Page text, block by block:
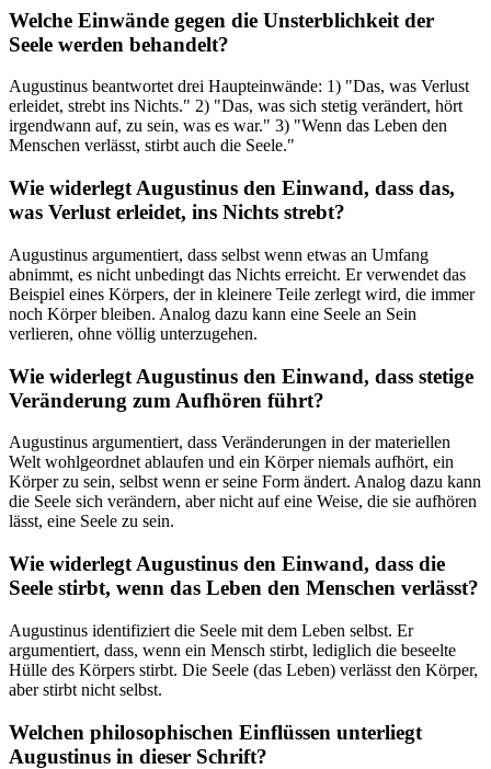
Welche Einwände gegen die Unsterblichkeit der
Seele werden behandelt?
Augustinus beantwortet drei Haupteinwände: 1) "Das, was Verlust
erleidet, strebt ins Nichts." 2) "Das, was sich stetig verändert, hört
irgendwann auf, zu sein, was es war." 3) "Wenn das Leben den
Menschen verlässt, stirbt auch die Seele."
Wie widerlegt Augustinus den Einwand, dass das,
was Verlust erleidet, ins Nichts strebt?
Augustinus argumentiert, dass selbst wenn etwas an Umfang
abnimmt, es nicht unbedingt das Nichts erreicht. Er verwendet das
Beispiel eines Körpers, der in kleinere Teile zerlegt wird, die immer
noch Körper bleiben. Analog dazu kann eine Seele an Sein
verlieren, ohne völlig unterzugehen.
Wie widerlegt Augustinus den Einwand, dass stetige
Veränderung zum Aufhören führt?
Augustinus argumentiert, dass Veränderungen in der materiellen
Welt wohlgeordnet ablaufen und ein Körper niemals aufhört, ein
Körper zu sein, selbst wenn er seine Form ändert. Analog dazu kann
die Seele sich verändern, aber nicht auf eine Weise, die sie aufhören
lässt, eine Seele zu sein.
Wie widerlegt Augustinus den Einwand, dass die
Seele stirbt, wenn das Leben den Menschen verlässt?
Augustinus identifiziert die Seele mit dem Leben selbst. Er
argumentiert, dass, wenn ein Mensch stirbt, lediglich die beseelte
Hülle des Körpers stirbt. Die Seele (das Leben) verlässt den Körper,
aber stirbt nicht selbst.
Welchen philosophischen Einflüssen unterliegt
Augustinus in dieser Schrift?